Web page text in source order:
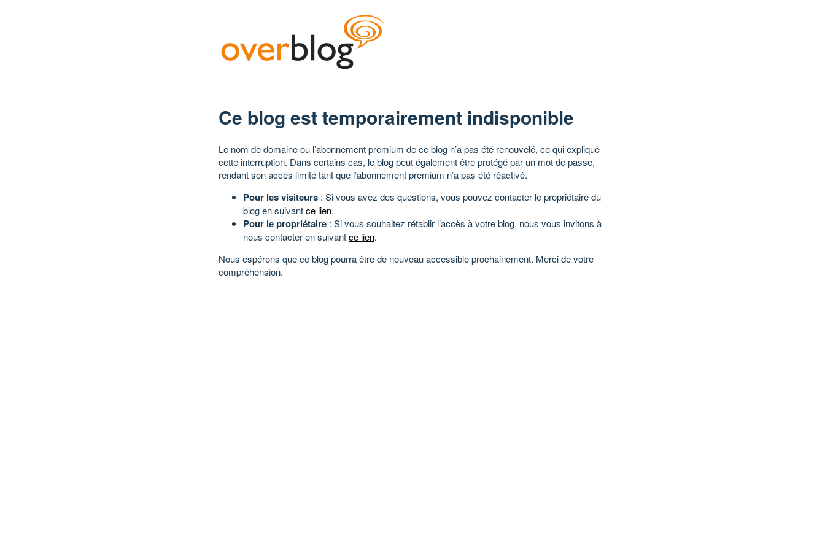
Ce blog est temporairement indisponible
Le nom de domaine ou l’abonnement premium de ce blog n’a pas été renouvelé, ce qui explique
cette interruption. Dans certains cas, le blog peut également être protégé par un mot de passe,
rendant son accès limité tant que l’abonnement premium n’a pas été réactivé.
Pour les visiteurs : Si vous avez des questions, vous pouvez contacter le propriétaire du
blog en suivantce lien.
Pour le propriétaire : Si vous souhaitez rétablir l’accès à votre blog, nous vous invitons à
nous contacter en suivantce lien.
Nous espérons que ce blog pourra être de nouveau accessible prochainement. Merci de votre
compréhension.